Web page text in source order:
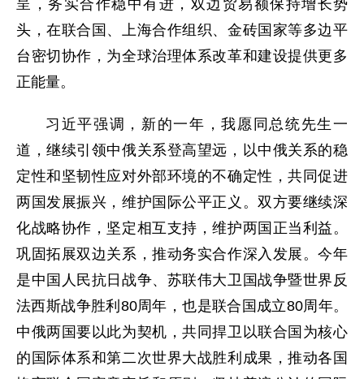
呈，务实合作稳中有进，双边贸易额保持增长势
头，在联合国、上海合作组织、金砖国家等多边平
台密切协作，为全球治理体系改革和建设提供更多
正能量。
习近平强调，新的一年，我愿同总统先生一
道，继续引领中俄关系登高望远，以中俄关系的稳
定性和坚韧性应对外部环境的不确定性，共同促进
两国发展振兴，维护国际公平正义。双方要继续深
化战略协作，坚定相互支持，维护两国正当利益。
巩固拓展双边关系，推动务实合作深入发展。今年
是中国人民抗日战争、苏联伟大卫国战争暨世界反
法西斯战争胜利80周年，也是联合国成立80周年。
中俄两国要以此为契机，共同捍卫以联合国为核心
的国际体系和第二次世界大战胜利成果，推动各国